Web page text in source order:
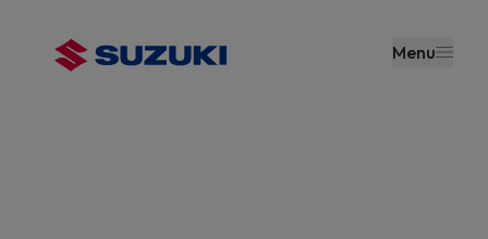
principal
Menu